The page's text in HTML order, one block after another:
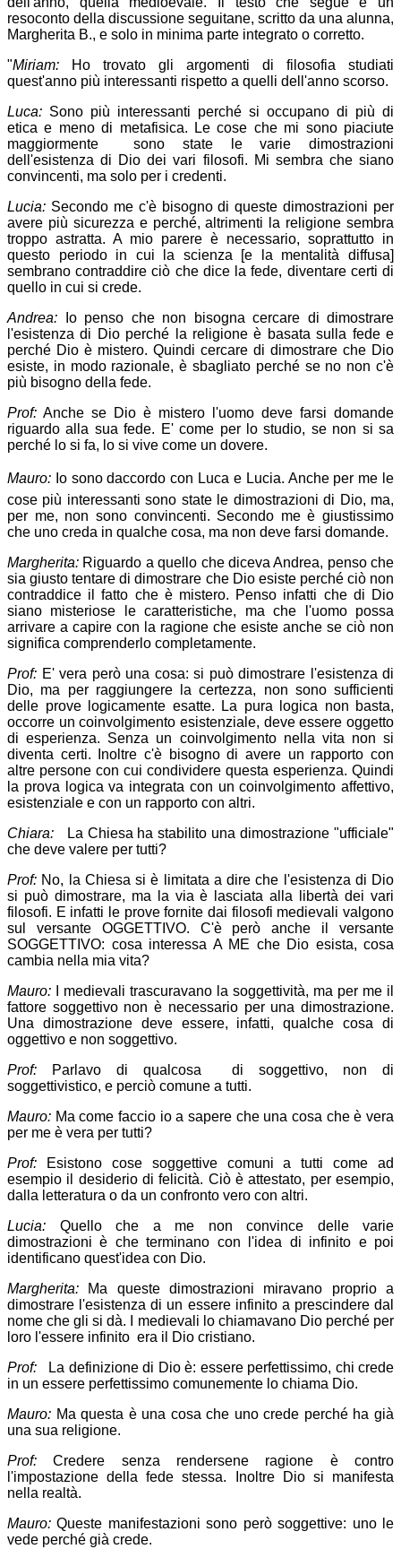
resoconto della discussione seguitane, scritto da una alunna,
Margherita B., e solo in minima parte integrato o corretto.
"Miriam: Ho trovato gli argomenti di filosofia studiati
quest'anno più interessanti rispetto a quelli dell'anno scorso.
Luca: Sono più interessanti perché si occupano di più di
etica e meno di metafisica. Le cose che mi sono piaciute
maggiormente sono state le varie dimostrazioni
dell'esistenza di Dio dei vari filosofi. Mi sembra che siano
convincenti, ma solo per i credenti.
Lucia: Secondo me c'è bisogno di queste dimostrazioni per
avere più sicurezza e perché, altrimenti la religione sembra
troppo astratta. A mio parere è necessario, soprattutto in
questo periodo in cui la scienza [e la mentalità diffusa]
sembrano contraddire ciò che dice la fede, diventare certi di
quello in cui si crede.
Andrea: Io penso che non bisogna cercare di dimostrare
l'esistenza di Dio perché la religione è basata sulla fede e
perché Dio è mistero. Quindi cercare di dimostrare che Dio
esiste, in modo razionale, è sbagliato perché se no non c'è
più bisogno della fede.
Prof: Anche se Dio è mistero l'uomo deve farsi domande
riguardo alla sua fede. E' come per lo studio, se non si sa
perché lo si fa, lo si vive come un dovere.
Mauro: Io sono daccordo con Luca e Lucia. Anche per me le
cose più interessanti sono state le dimostrazioni di Dio, ma,
per me, non sono convincenti. Secondo me è giustissimo
che uno creda in qualche cosa, ma non deve farsi domande.
Margherita: Riguardo a quello che diceva Andrea, penso che
sia giusto tentare di dimostrare che Dio esiste perché ciò non
contraddice il fatto che è mistero. Penso infatti che di Dio
siano misteriose le caratteristiche, ma che l'uomo possa
arrivare a capire con la ragione che esiste anche se ciò non
significa comprenderlo completamente.
Prof: E' vera però una cosa: si può dimostrare l'esistenza di
Dio, ma per raggiungere la certezza, non sono sufficienti
delle prove logicamente esatte. La pura logica non basta,
occorre un coinvolgimento esistenziale, deve essere oggetto
di esperienza. Senza un coinvolgimento nella vita non si
diventa certi. Inoltre c'è bisogno di avere un rapporto con
altre persone con cui condividere questa esperienza. Quindi
la prova logica va integrata con un coinvolgimento affettivo,
esistenziale e con un rapporto con altri.
Chiara: La Chiesa ha stabilito una dimostrazione "ufficiale"
che deve valere per tutti?
Prof: No, la Chiesa si è limitata a dire che l'esistenza di Dio
si può dimostrare, ma la via è lasciata alla libertà dei vari
filosofi. E infatti le prove fornite dai filosofi medievali valgono
sul versante OGGETTIVO. C'è però anche il versante
SOGGETTIVO: cosa interessa A ME che Dio esista, cosa
cambia nella mia vita?
Mauro: I medievali trascuravano la soggettività, ma per me il
fattore soggettivo non è necessario per una dimostrazione.
Una dimostrazione deve essere, infatti, qualche cosa di
oggettivo e non soggettivo.
Prof: Parlavo di qualcosa di soggettivo, non di
soggettivistico, e perciò comune a tutti.
Mauro: Ma come faccio io a sapere che una cosa che è vera
per me è vera per tutti?
Prof: Esistono cose soggettive comuni a tutti come ad
esempio il desiderio di felicità. Ciò è attestato, per esempio,
dalla letteratura o da un confronto vero con altri.
Lucia: Quello che a me non convince delle varie
dimostrazioni è che terminano con l'idea di infinito e poi
identificano quest'idea con Dio.
Margherita: Ma queste dimostrazioni miravano proprio a
dimostrare l'esistenza di un essere infinito a prescindere dal
nome che gli si dà. I medievali lo chiamavano Dio perché per
loro l'essere infinito era il Dio cristiano.
Prof: La definizione di Dio è: essere perfettissimo, chi crede
in un essere perfettissimo comunemente lo chiama Dio.
Mauro: Ma questa è una cosa che uno crede perché ha già
una sua religione.
Prof: Credere senza rendersene ragione è contro
l'impostazione della fede stessa. Inoltre Dio si manifesta
nella realtà.
Mauro: Queste manifestazioni sono però soggettive: uno le
vede perché già crede.